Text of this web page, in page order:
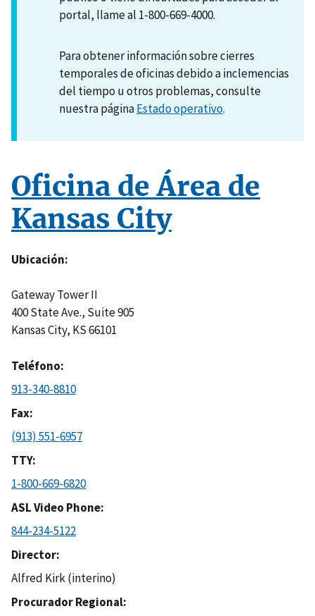
portal, llame al 1-800-669-4000.
Para obtener información sobre cierres
temporales de oficinas debido a inclemencias
del tiempo u otros problemas, consulte
nuestra páginaEstado operativo.
Oficina de Área de
Kansas City
Ubicación
Gateway Tower II
400 State Ave., Suite 905
Kansas City, KS66101
Teléfono
913-340-8810
Fax
(913) 551-6957
TTY
1-800-669-6820
ASL Video Phone
844-234-5122
Director
Alfred Kirk (interino)
Procurador Regional